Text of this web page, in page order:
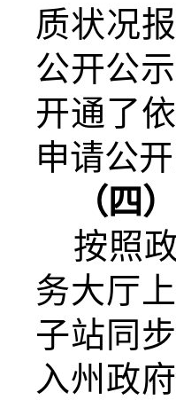
质状况
公开公
开通了
申请公
（四）
按照
务大厅
子站同
入州政